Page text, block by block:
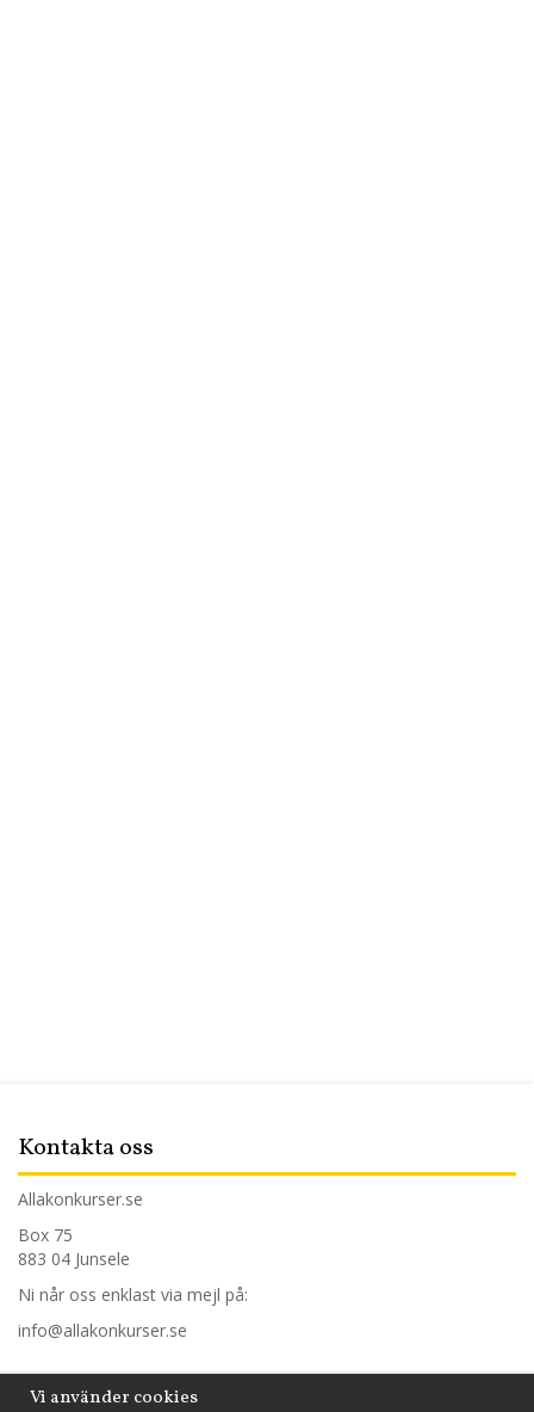
Kontakta oss
Allakonkurser.se
Box 75
883 04 Junsele
Ni når oss enklast via mejl på:
info@allakonkurser.se
Trygg handel
Vi använder cookies